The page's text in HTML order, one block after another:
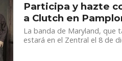
Participa y hazte
a Clutch en
La banda de Maryland, que
estará en el Zentral el 8 de